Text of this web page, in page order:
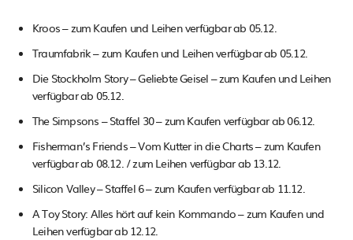
Kroos – zum Kaufen und Leihen verfügbar ab 05.12.
Traumfabrik – zum Kaufen und Leihen verfügbar ab 05.12.
Die Stockholm Story – Geliebte Geisel – zum Kaufen und Leihen
verfügbar ab 05.12.
The Simpsons – Staffel 30 – zum Kaufen verfügbar ab 06.12.
Fisherman’s Friends – Vom Kutter in die Charts – zum Kaufen
verfügbar ab 08.12. / zum Leihen verfügbar ab 13.12.
Silicon Valley – Staffel 6 – zum Kaufen verfügbar ab 11.12.
A Toy Story: Alles hört auf kein Kommando – zum Kaufen und
Leihen verfügbar ab 12.12.